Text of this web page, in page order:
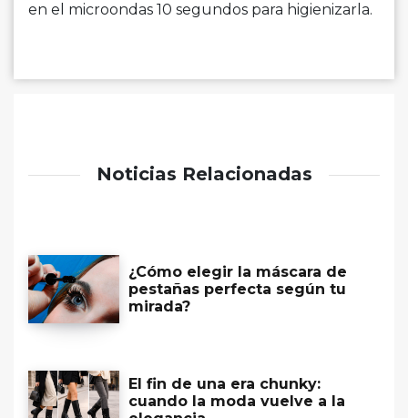
en el microondas 10 segundos para higienizarla.
Noticias Relacionadas
¿Cómo elegir la máscara de
pestañas perfecta según tu
mirada?
El fin de una era chunky:
cuando la moda vuelve a la